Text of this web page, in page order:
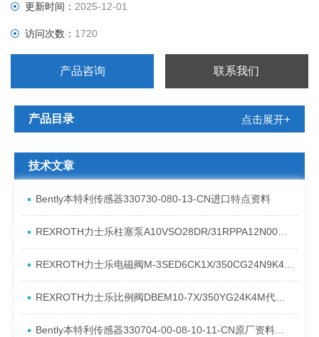
更新时间：2025-12-01
访问次数： 1720
产品咨询 联系我们
产品目录 点击展开+
技术文章
Bently本特利传感器330730-080-13-CN进口特点资料
REXROTH力士乐柱塞泵A10VSO28DR/31RPPA12N00产品资料简介
REXROTH力士乐电磁阀M-3SED6CK1X/350CG24N9K4进口现货介绍
REXROTH力士乐比例阀DBEM10-7X/350YG24K4M代理资料
Bently本特利传感器330704-00-08-10-11-CN原厂资料介绍